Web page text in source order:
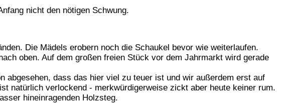
nicht den nötigen Schwung.
Die Mädels erobern noch die Schaukel bevor wie weiterlaufen.
oben. Auf dem großen freien Stück vor dem Jahrmarkt wird gerade
abgesehen, dass das hier viel zu teuer ist und wir außerdem erst auf
natürlich verlockend - merkwürdigerweise zickt aber heute keiner rum.
hineinragenden Holzsteg.